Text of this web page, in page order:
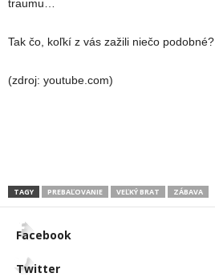
traumu…
Tak čo, koľkí z vás zažili niečo podobné?
(zdroj: youtube.com)
TAGY PREBAĽOVANIE VEĽKÝ BRAT ZÁBAVA
Facebook
Twitter